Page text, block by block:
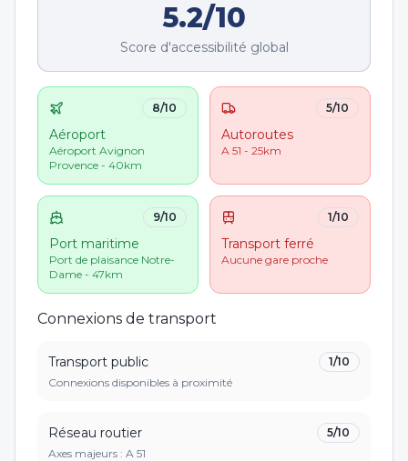
5.2/10
Score d'accessibilité global
8/10
Aéroport
Aéroport Avignon
Provence - 40km
5/10
Autoroutes
A 51 - 25km
9/10
Port maritime
Port de plaisance Notre-
Dame - 47km
1/10
Transport ferré
Aucune gare proche
Connexions de transport
Transport public 1/10
Connexions disponibles à proximité
Réseau routier 5/10
Axes majeurs : A 51